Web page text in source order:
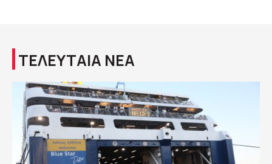
ΤΕΛΕΥΤΑΙΑ ΝΕΑ